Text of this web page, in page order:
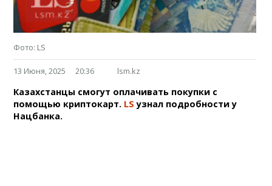
Фото: LS
13 Июня, 2025 20:36 lsm.kz
Казахстанцы смогут оплачивать покупки с
помощью криптокарт. LSузнал подробности у
Нацбанка.